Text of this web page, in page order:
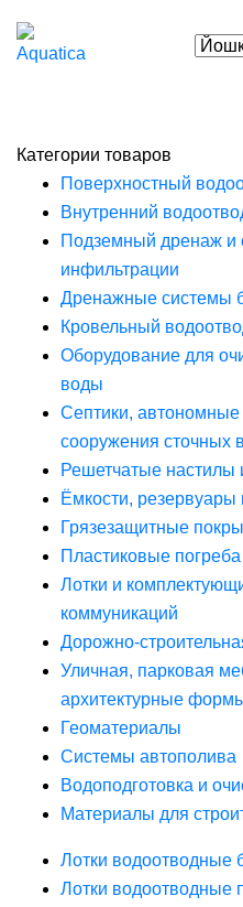
Категории товаров
Поверхностный
Внутренний
Подземный дренаж и
инфильтрации
Дренажные системы
Кровельный
Оборудование для
воды
Септики, автономные
сооружения сточных в
Решетчатые настилы
Ёмкости, резервуары
Грязезащитные
Пластиковые
Лотки и
коммуникаций
Дорожно-
Уличная, парковая
архитектурные
Геоматериалы
Системы автополива
Водоподготовка и
Материалы для
Лотки водоотводные
Лотки водоотводные